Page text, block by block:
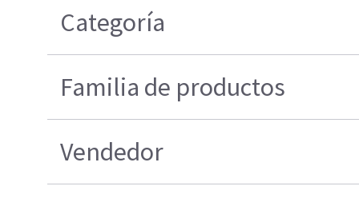
Categoría
Familia de productos
Vendedor